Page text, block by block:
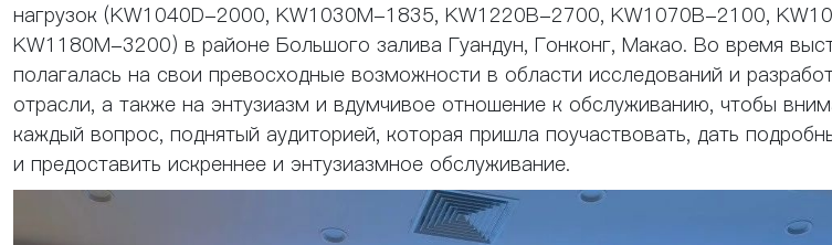
нагрузок (KW1040D-2000, KW1030M-1835, KW1220B-2700, KW1070B-2100,
KW1180M-3200) в районе Большого залива Гуандун, Гонконг, Макао. Во время
полагалась на свои превосходные возможности в области исследований и
отрасли, а также на энтузиазм и вдумчивое отношение к обслуживанию, чтобы
каждый вопрос, поднятый аудиторией, которая пришла поучаствовать, дать
и предоставить искреннее и энтузиазмное обслуживание.